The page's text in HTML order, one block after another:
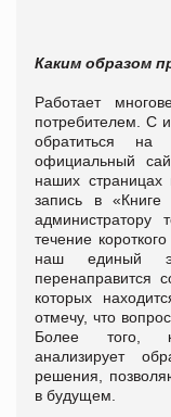
Каким образом
Работает
потребителем. С
обратиться
официальный
наших страницах
запись в
администратору
течение
наш единый
перенаправится
которых
отмечу, что
Более того,
анализирует
решения,
в будущем.